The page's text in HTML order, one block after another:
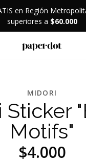
en Región
superiores a $60.000
MIDORI
Sticker
Motifs"
$4.000